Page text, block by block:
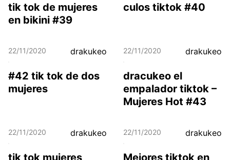
tik tok de mujeres
en bikini #39
culos tiktok #40
22/11/2020 drakukeo
#42 tik tok de dos
mujeres
22/11/2020 drakukeo
dracukeo el
empalador tiktok –
Mujeres Hot #43
22/11/2020 drakukeo
tik tok mujeres
22/11/2020 drakukeo
Mejores tiktok en